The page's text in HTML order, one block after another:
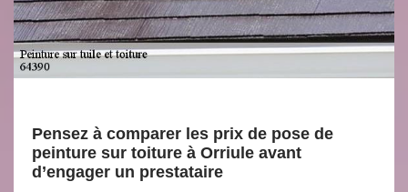
Pensez à comparer les prix de pose de
peinture sur toiture à Orriule avant
d’engager un prestataire